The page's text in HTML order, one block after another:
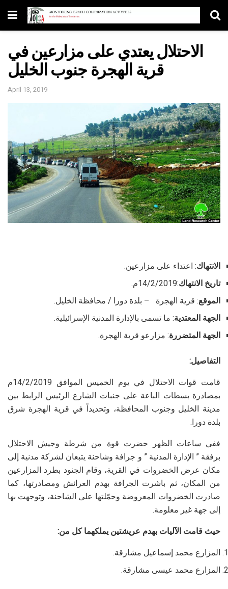
الاحتلال يعتدي على مزارعين في
قرية الهجرة جنوب الخليل
April 13, 2019
الانتهاك: اعتداء على مزارعين.
تاريخ الانتهاك:14/2/2019م.
الموقع: قرية الهجرة – بلدة دورا / محافظة الخليل.
الجهة المعتدية: ما تسمى بالإدارة المدنية الإسرائيلية.
الجهة المتضررة: مزارعو قرية الهجرة.
التفاصيل:
قامت قوات الاحتلال في يوم الخميس الموافق 14/2/2019م
بمصادرة بسطات الباعة على جنبات الشارع الرئيس الرابط بين
مدينة الخليل وجنوب المحافظة، وتحديداً في قرية الهجرة شرق
بلدة دورا.
ففي ساعات الظهر حضرت قوة من شرطة وجيش الاحتلال
برفقة ” الإدارة المدنية ” و جرافة وشاحنة يتبعان لشركة مدنية إلى
مكان عرض الخضروات في القرية، وقام الجنود بطرد المزارعين
من المكان، ثم باشرت الجرافة بهدم العرائش ومصادرتها، كما
صادرت الخضروات المعروضة وحمّلتها على الشاحنة، وتوجهت بها
إلى جهة غير معلومة.
حيث قامت الآليات بهدم عريشتين يملكهما كل من:
المزارع محمد إسماعيل مشارقة.
المزارع محمد عيسى مشارقة.